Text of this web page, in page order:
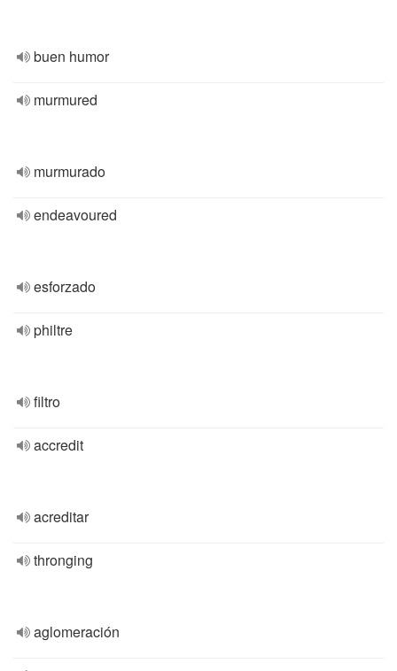
buen humor
murmured
murmurado
endeavoured
esforzado
philtre
filtro
accredit
acreditar
thronging
aglomeración